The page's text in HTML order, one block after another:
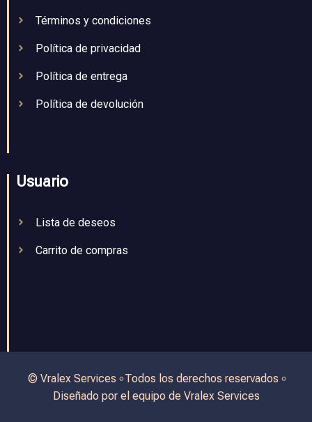
Términos y condiciones
Política de privacidad
Política de entrega
Política de devolución
Usuario
Lista de deseos
Carrito de compras
© Vralex Services ৹ Todos los derechos reservados ৹
Diseñado por el equipo de Vralex Services